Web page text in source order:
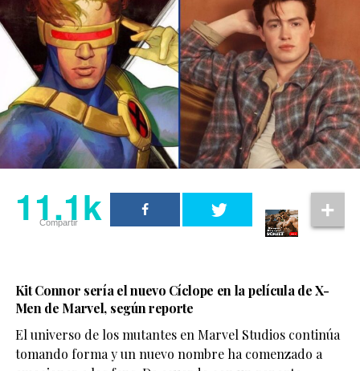
11.1k
Compartir
Kit Connor sería el nuevo Cíclope en la película de X-
Men de Marvel, según reporte
El universo de los mutantes en Marvel Studios continúa
tomando forma y un nuevo nombre ha comenzado a